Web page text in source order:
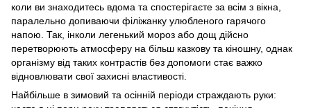
коли ви знаходитесь вдома та спостерігаєте за всім з вікна,
паралельно допиваючи філіжанку улюбленого гарячого
напою. Так, інколи легенький мороз або дощ дійсно
перетворюють атмосферу на більш казкову та кіношну, однак
організму від таких контрастів без допомоги стає важко
відновлювати свої захисні властивості.
Найбільше в зимовий та осінній періоди страждають руки: